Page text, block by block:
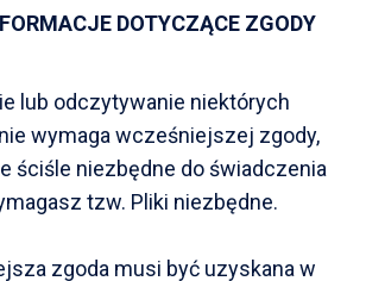
DOTYCZĄCE ZGODY
lub odczytywanie niektórych
wymaga wcześniejszej zgody,
ściśle niezbędne do świadczenia
tzw. Pliki niezbędne.
zgoda musi być uzyskana w